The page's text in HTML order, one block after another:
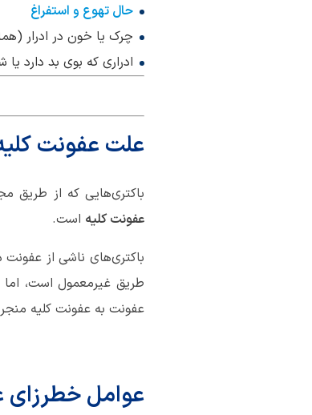
حال تهوع و استفراغ
چرک یا خون در ادرار
ادراری که بوی بد دارد
علت عفونت
باکتری‌هایی که از طریق
عفونت کلیه است.
باکتری‌های ناشی از
طریق غیرمعمول است،
عفونت به عفونت کلیه
عوامل خطرزای